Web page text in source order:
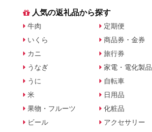
人気の返礼品から探す
牛肉
いくら
カニ
うなぎ
うに
米
果物・フルーツ
ビール
定期便
商品券・金券
旅行券
家電・電化製品
自転車
日用品
化粧品
アクセサリー